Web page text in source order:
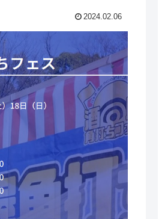
2024.02.06